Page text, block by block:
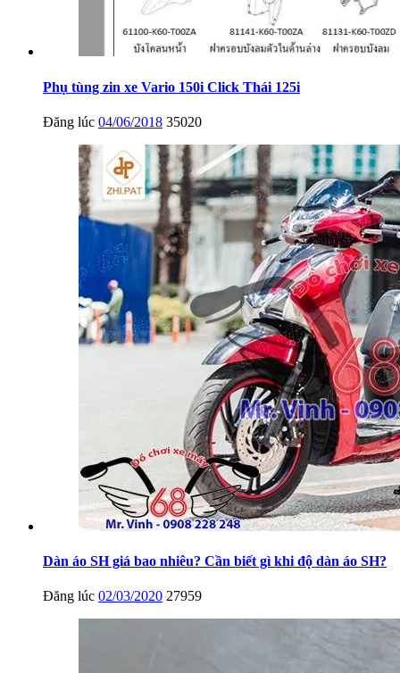
Phụ tùng zin xe Vario 150i Click Thái 125i
Đăng lúc 04/06/2018 35020
Dàn áo SH giá bao nhiêu? Cần biết gì khi độ dàn áo SH?
Đăng lúc 02/03/2020 27959